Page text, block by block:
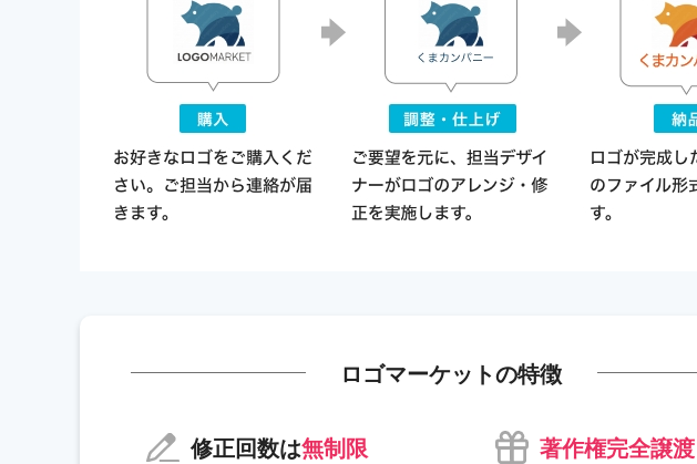
ロゴマーケットの特徴
修正回数は無制限
著作権完全譲渡